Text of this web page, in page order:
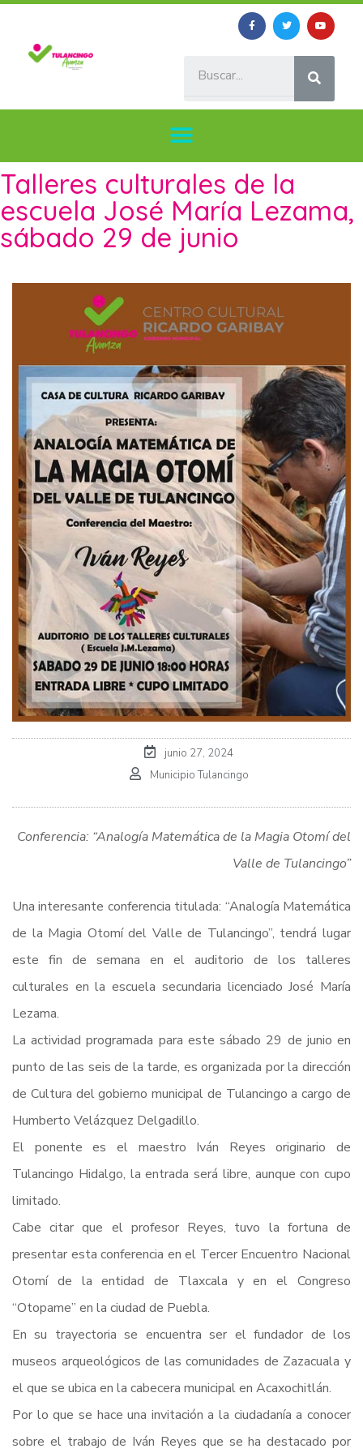
Talleres culturales de la
escuela José María Lezama,
sábado 29 de junio
junio 27, 2024
Municipio Tulancingo
Conferencia: “Analogía Matemática de la Magia Otomí del
Valle de Tulancingo”
Una interesante conferencia titulada: “Analogía Matemática
de la Magia Otomí del Valle de Tulancingo”, tendrá lugar
este fin de semana en el auditorio de los talleres
culturales en la escuela secundaria licenciado José María
Lezama.
La actividad programada para este sábado 29 de junio en
punto de las seis de la tarde, es organizada por la dirección
de Cultura del gobierno municipal de Tulancingo a cargo de
Humberto Velázquez Delgadillo.
El ponente es el maestro Iván Reyes originario de
Tulancingo Hidalgo, la entrada será libre, aunque con cupo
limitado.
Cabe citar que el profesor Reyes, tuvo la fortuna de
presentar esta conferencia en el Tercer Encuentro Nacional
Otomí de la entidad de Tlaxcala y en el Congreso
“Otopame” en la ciudad de Puebla.
En su trayectoria se encuentra ser el fundador de los
museos arqueológicos de las comunidades de Zazacuala y
el que se ubica en la cabecera municipal en Acaxochitlán.
Por lo que se hace una invitación a la ciudadanía a conocer
sobre el trabajo de Iván Reyes que se ha destacado por